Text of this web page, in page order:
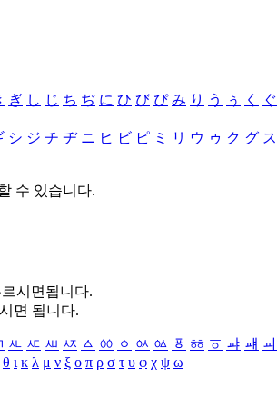
ぎ し じ ち ぢ に ひ び ぴ み り う ぅ く ぐ
シ ジ チ ヂ ニ ヒ ビ ピ ミ リ ウ ゥ ク グ ス
수 있습니다.
시면됩니다.
면 됩니다.
ㅻ ㅼ ㅽ ㅾ ㅿ ㆀ ㆁ ㆂ ㆃ ㆄ ㆅ ㆆ ㆇ ㆈ ㆉ
θ ι κ λ μ ν ξ ο π ρ σ τ υ φ χ ψ ω